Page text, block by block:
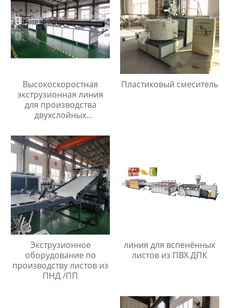
Высокоскоростная
экструзионная линия
для производства
двухслойных
пп/пэ/пвх
Пластиковый смеситель
Экструзионное
оборудование по
производству листов из
ПНД /ПП
линия для вспенённых
листов из ПВХ ДПК